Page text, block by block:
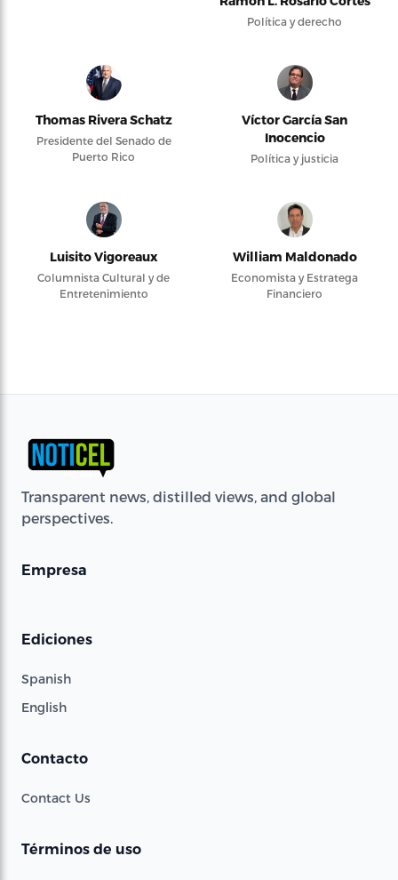
Política y derecho
Thomas Rivera Schatz
Presidente del Senado de
Puerto Rico
Víctor García San
Inocencio
Política y justicia
Luisito Vigoreaux
Columnista Cultural y de
Entretenimiento
William Maldonado
Economista y Estratega
Financiero
Transparent news, distilled views, and global
perspectives.
Empresa
Ediciones
Spanish
English
Contacto
Contact Us
Términos de uso